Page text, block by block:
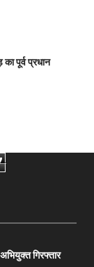
पूर्व प्रधान
गिरफ्तार